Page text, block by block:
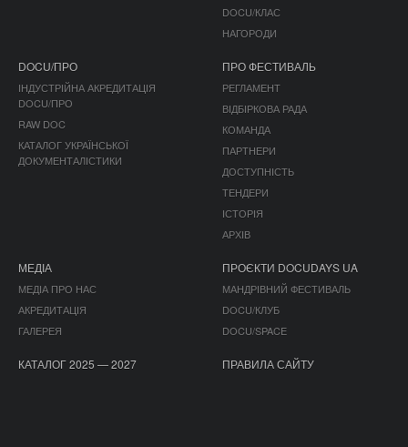
DOCU/КЛАС
НАГОРОДИ
DOCU/ПРО
ІНДУСТРІЙНА АКРЕДИТАЦІЯ
DOCU/ПРО
RAW DOC
КАТАЛОГ УКРАЇНСЬКОЇ
ДОКУМЕНТАЛІСТИКИ
ПРО ФЕСТИВАЛЬ
РЕГЛАМЕНТ
ВІДБІРКОВА РАДА
КОМАНДА
ПАРТНЕРИ
ДОСТУПНІСТЬ
ТЕНДЕРИ
ІСТОРІЯ
АРХІВ
МЕДІА
МЕДІА ПРО НАС
АКРЕДИТАЦІЯ
ГАЛЕРЕЯ
ПРОЄКТИ DOCUDAYS UA
МАНДРІВНИЙ ФЕСТИВАЛЬ
DOCU/КЛУБ
DOCU/SPACE
КАТАЛОГ 2025 — 2027 ПРАВИЛА САЙТУ